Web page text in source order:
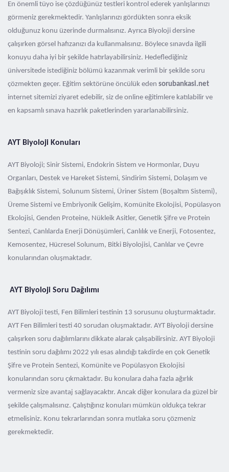
En önemli tüyo ise çözdüğünüz testleri kontrol ederek yanlışlarınızı
görmeniz gerekmektedir. Yanlışlarınızı gördükten sonra eksik
olduğunuz konu üzerinde durmalısınız. Ayrıca Biyoloji dersine
çalışırken görsel hafızanızı da kullanmalısınız. Böylece sınavda ilgili
konuyu daha iyi bir şekilde hatırlayabilirsiniz. Hedeflediğiniz
üniversitede istediğiniz bölümü kazanmak verimli bir şekilde soru
çözmekten geçer. Eğitim sektörüne öncülük eden sorubankasi.net
internet sitemizi ziyaret edebilir, siz de online eğitimlere katılabilir ve
en kapsamlı sınava hazırlık paketlerinden yararlanabilirsiniz.
AYT Biyoloji Konuları
AYT Biyoloji; Sinir Sistemi, Endokrin Sistem ve Hormonlar, Duyu
Organları, Destek ve Hareket Sistemi, Sindirim Sistemi, Dolaşım ve
Bağışıklık Sistemi, Solunum Sistemi, Üriner Sistem (Boşaltım Sistemi),
Üreme Sistemi ve Embriyonik Gelişim, Komünite Ekolojisi, Popülasyon
Ekolojisi, Genden Proteine, Nükleik Asitler, Genetik Şifre ve Protein
Sentezi, Canlılarda Enerji Dönüşümleri, Canlılık ve Enerji, Fotosentez,
Kemosentez, Hücresel Solunum, Bitki Biyolojisi, Canlılar ve Çevre
konularından oluşmaktadır.
AYT Biyoloji Soru Dağılımı
AYT Biyoloji testi, Fen Bilimleri testinin 13 sorusunu oluşturmaktadır.
AYT Fen Bilimleri testi 40 sorudan oluşmaktadır. AYT Biyoloji dersine
çalışırken soru dağılımlarını dikkate alarak çalışabilirsiniz. AYT Biyoloji
testinin soru dağılımı 2022 yılı esas alındığı takdirde en çok Genetik
Şifre ve Protein Sentezi, Komünite ve Popülasyon Ekolojisi
konularından soru çıkmaktadır. Bu konulara daha fazla ağırlık
vermeniz size avantaj sağlayacaktır. Ancak diğer konulara da güzel bir
şekilde çalışmalısınız. Çalıştığınız konuları mümkün oldukça tekrar
etmelisiniz. Konu tekrarlarından sonra mutlaka soru çözmeniz
gerekmektedir.